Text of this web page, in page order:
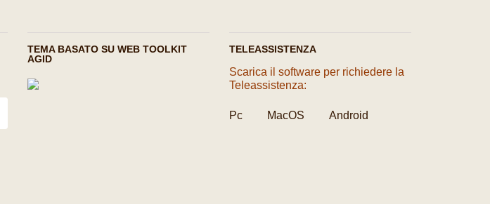
TEMA BASATO SU WEB TOOLKIT
AGID
TELEASSISTENZA
Scarica il software per richiedere la
Teleassistenza:
Pc MacOS Android